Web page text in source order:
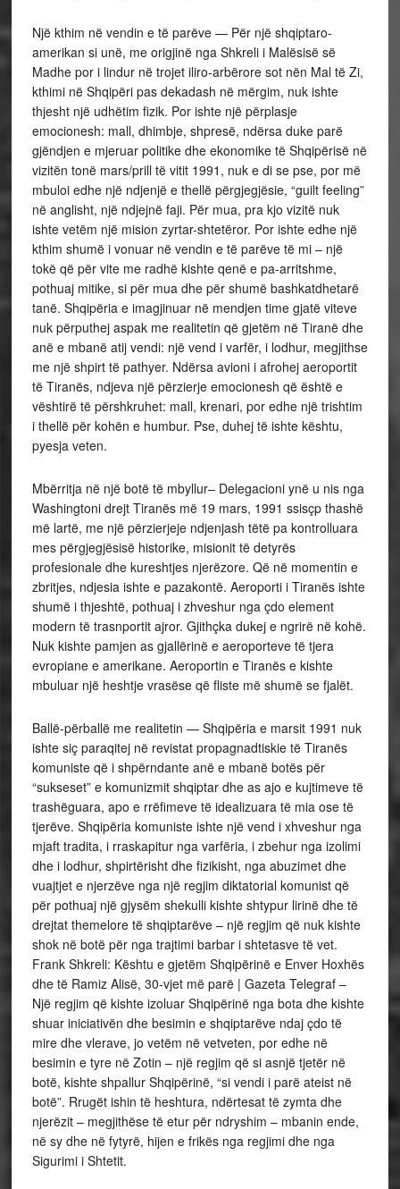
Një kthim në vendin e të parëve — Për një shqiptaro-
amerikan si unë, me origjinë nga Shkreli i Malësisë së
Madhe por i lindur në trojet iliro-arbërore sot nën Mal të Zi,
kthimi në Shqipëri pas dekadash në mërgim, nuk ishte
thjesht një udhëtim fizik. Por ishte një përplasje
emocionesh: mall, dhimbje, shpresë, ndërsa duke parë
gjëndjen e mjeruar politike dhe ekonomike të Shqipërisë në
vizitën tonë mars/prill të vitit 1991, nuk e di se pse, por më
mbuloi edhe një ndjenjë e thellë përgjegjësie, “guilt feeling”
në anglisht, një ndjejnë faji. Për mua, pra kjo vizitë nuk
ishte vetëm një mision zyrtar-shtetëror. Por ishte edhe një
kthim shumë i vonuar në vendin e të parëve të mi – një
tokë që për vite me radhë kishte qenë e pa-arritshme,
pothuaj mitike, si për mua dhe për shumë bashkatdhetarë
tanë. Shqipëria e imagjinuar në mendjen time gjatë viteve
nuk përputhej aspak me realitetin që gjetëm në Tiranë dhe
anë e mbanë atij vendi: një vend i varfër, i lodhur, megjithse
me një shpirt të pathyer. Ndërsa avioni i afrohej aeroportit
të Tiranës, ndjeva një përzierje emocionesh që është e
vështirë të përshkruhet: mall, krenari, por edhe një trishtim
i thellë për kohën e humbur. Pse, duhej të ishte kështu,
pyesja veten.
Mbërritja në një botë të mbyllur– Delegacioni ynë u nis nga
Washingtoni drejt Tiranës më 19 mars, 1991 ssisçp thashë
më lartë, me një përzierjeje ndjenjash tëtë pa kontrolluara
mes përgjegjësisë historike, misionit të detyrës
profesionale dhe kureshtjes njerëzore. Që në momentin e
zbritjes, ndjesia ishte e pazakontë. Aeroporti i Tiranës ishte
shumë i thjeshtë, pothuaj i zhveshur nga çdo element
modern të trasnportit ajror. Gjithçka dukej e ngrirë në kohë.
Nuk kishte pamjen as gjallërinë e aeroporteve të tjera
evropiane e amerikane. Aeroportin e Tiranës e kishte
mbuluar një heshtje vrasëse që fliste më shumë se fjalët.
Ballë-përballë me realitetin — Shqipëria e marsit 1991 nuk
ishte siç paraqitej në revistat propagnadtiskie të Tiranës
komuniste që i shpërndante anë e mbanë botës për
“sukseset” e komunizmit shqiptar dhe as ajo e kujtimeve të
trashëguara, apo e rrëfimeve të idealizuara të mia ose të
tjerëve. Shqipëria komuniste ishte një vend i xhveshur nga
mjaft tradita, i rraskapitur nga varfëria, i zbehur nga izolimi
dhe i lodhur, shpirtërisht dhe fizikisht, nga abuzimet dhe
vuajtjet e njerzëve nga një regjim diktatorial komunist që
për pothuaj një gjysëm shekulli kishte shtypur lirinë dhe të
drejtat themelore të shqiptarëve – një regjim që nuk kishte
shok në botë për nga trajtimi barbar i shtetasve të vet.
Frank Shkreli: Kështu e gjetëm Shqipërinë e Enver Hoxhës
dhe të Ramiz Alisë, 30-vjet më parë | Gazeta Telegraf –
Një regjim që kishte izoluar Shqipërinë nga bota dhe kishte
shuar iniciativën dhe besimin e shqiptarëve ndaj çdo të
mire dhe vlerave, jo vetëm në vetveten, por edhe në
besimin e tyre në Zotin – një regjim që si asnjë tjetër në
botë, kishte shpallur Shqipërinë, “si vendi i parë ateist në
botë”. Rrugët ishin të heshtura, ndërtesat të zymta dhe
njerëzit – megjithëse të etur për ndryshim – mbanin ende,
në sy dhe në fytyrë, hijen e frikës nga regjimi dhe nga
Sigurimi i Shtetit.